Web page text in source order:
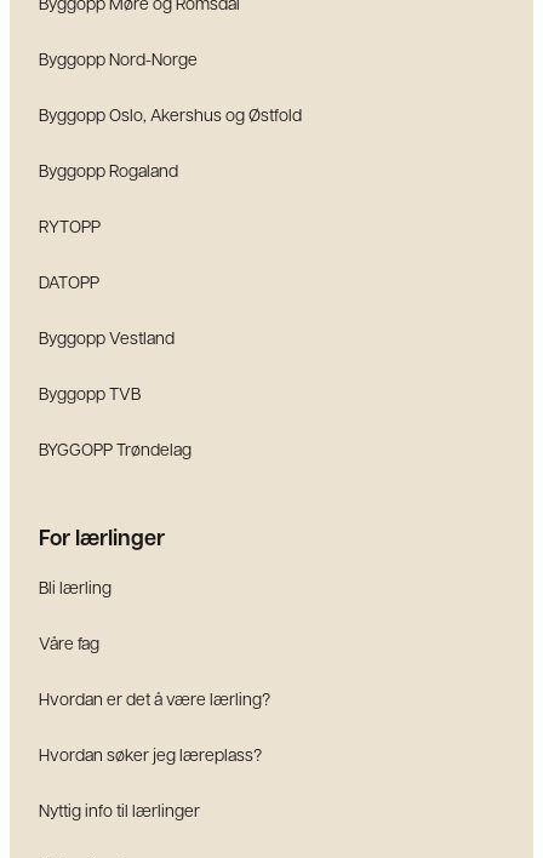
Byggopp Nord-Norge
Byggopp Oslo, Akershus og Østfold
Byggopp Rogaland
RYTOPP
DATOPP
Byggopp Vestland
Byggopp TVB
BYGGOPP Trøndelag
For lærlinger
Bli lærling
Våre fag
Hvordan er det å være lærling?
Hvordan søker jeg læreplass?
Nyttig info til lærlinger